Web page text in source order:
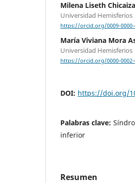
Milena Liseth
Universidad Hemisferios
https://orcid.org/0009-0000-
María Viviana Mora
Universidad Hemisferios
https://orcid.org/0000-0002-
DOI: https://doi.org/
Palabras clave:
inferior
Resumen